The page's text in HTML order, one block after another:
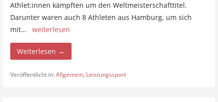
Athlet:innen kämpften um den Weltmeisterschafttitel.
Darunter waren auch 8 Athleten aus Hamburg, um sich
mit… weiterlesen
Weiterlesen →
Veröffentlicht in:Allgemein, Leistungssport